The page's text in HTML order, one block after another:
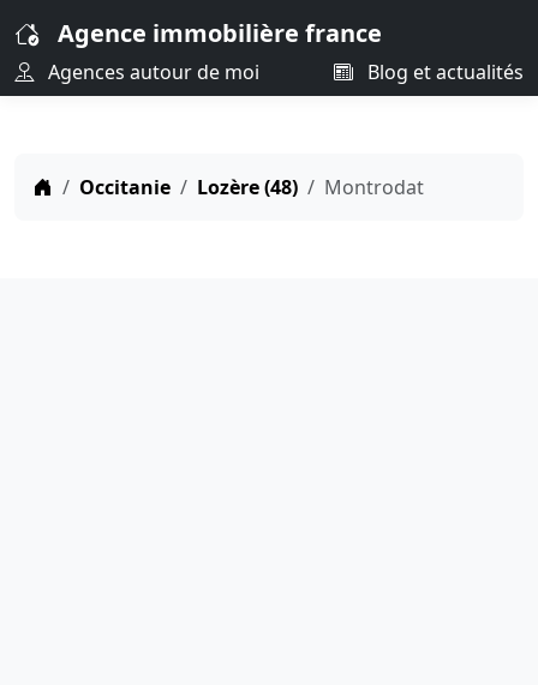
Agence immobilière france
Agences autour de moi Blog et actualités
Occitanie Lozère (48) Montrodat